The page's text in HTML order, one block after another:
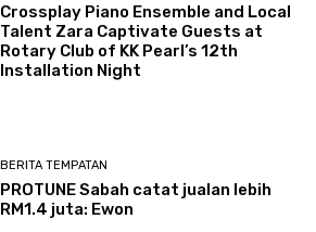
Crossplay Piano Ensemble and Local
Talent Zara Captivate Guests at
Rotary Club of KK Pearl’s 12th
Installation Night
BERITA TEMPATAN
PROTUNE Sabah catat jualan lebih
RM1.4 juta: Ewon